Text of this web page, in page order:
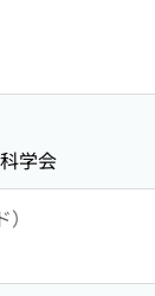
学会